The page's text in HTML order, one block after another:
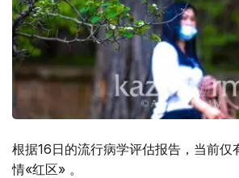
根据16日的流行病学评估报告，当前仅
情«红区» 。